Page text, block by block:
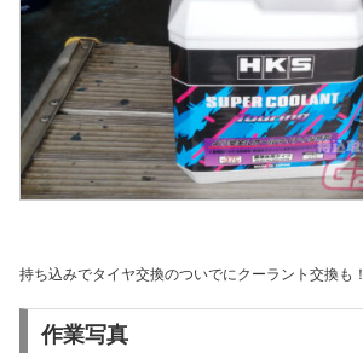
持ち込みでタイヤ交換のついでにクーラント交換も！
作業写真